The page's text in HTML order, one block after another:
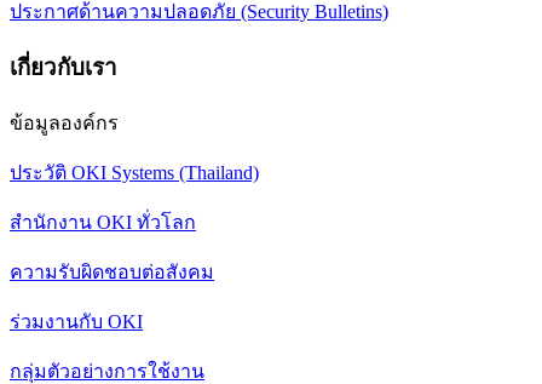
ประกาศด้านความปลอดภัย (Security Bulletins)
เกี่ยวกับเรา
ข้อมูลองค์กร
ประวัติ OKI Systems (Thailand)
สำนักงาน OKI ทั่วโลก
ความรับผิดชอบต่อสังคม
ร่วมงานกับ OKI
กลุ่มตัวอย่างการใช้งาน